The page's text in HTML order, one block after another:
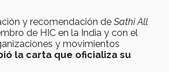
y recomendación de Sathi All
de HIC en la India y con el
y movimientos
la carta que oficializa su